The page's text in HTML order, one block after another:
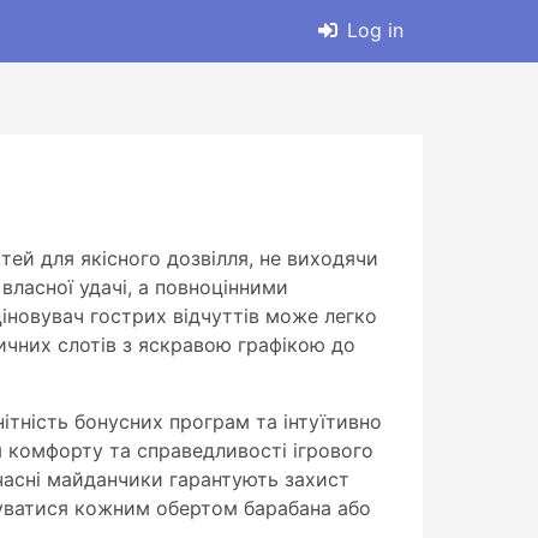
Log in
для якісного дозвілля, не виходячи
удачі, а повноцінними
гострих відчуттів може легко
слотів з яскравою графікою до
бонусних програм та інтуїтивно
та справедливості ігрового
майданчики гарантують захист
кожним обертом барабана або